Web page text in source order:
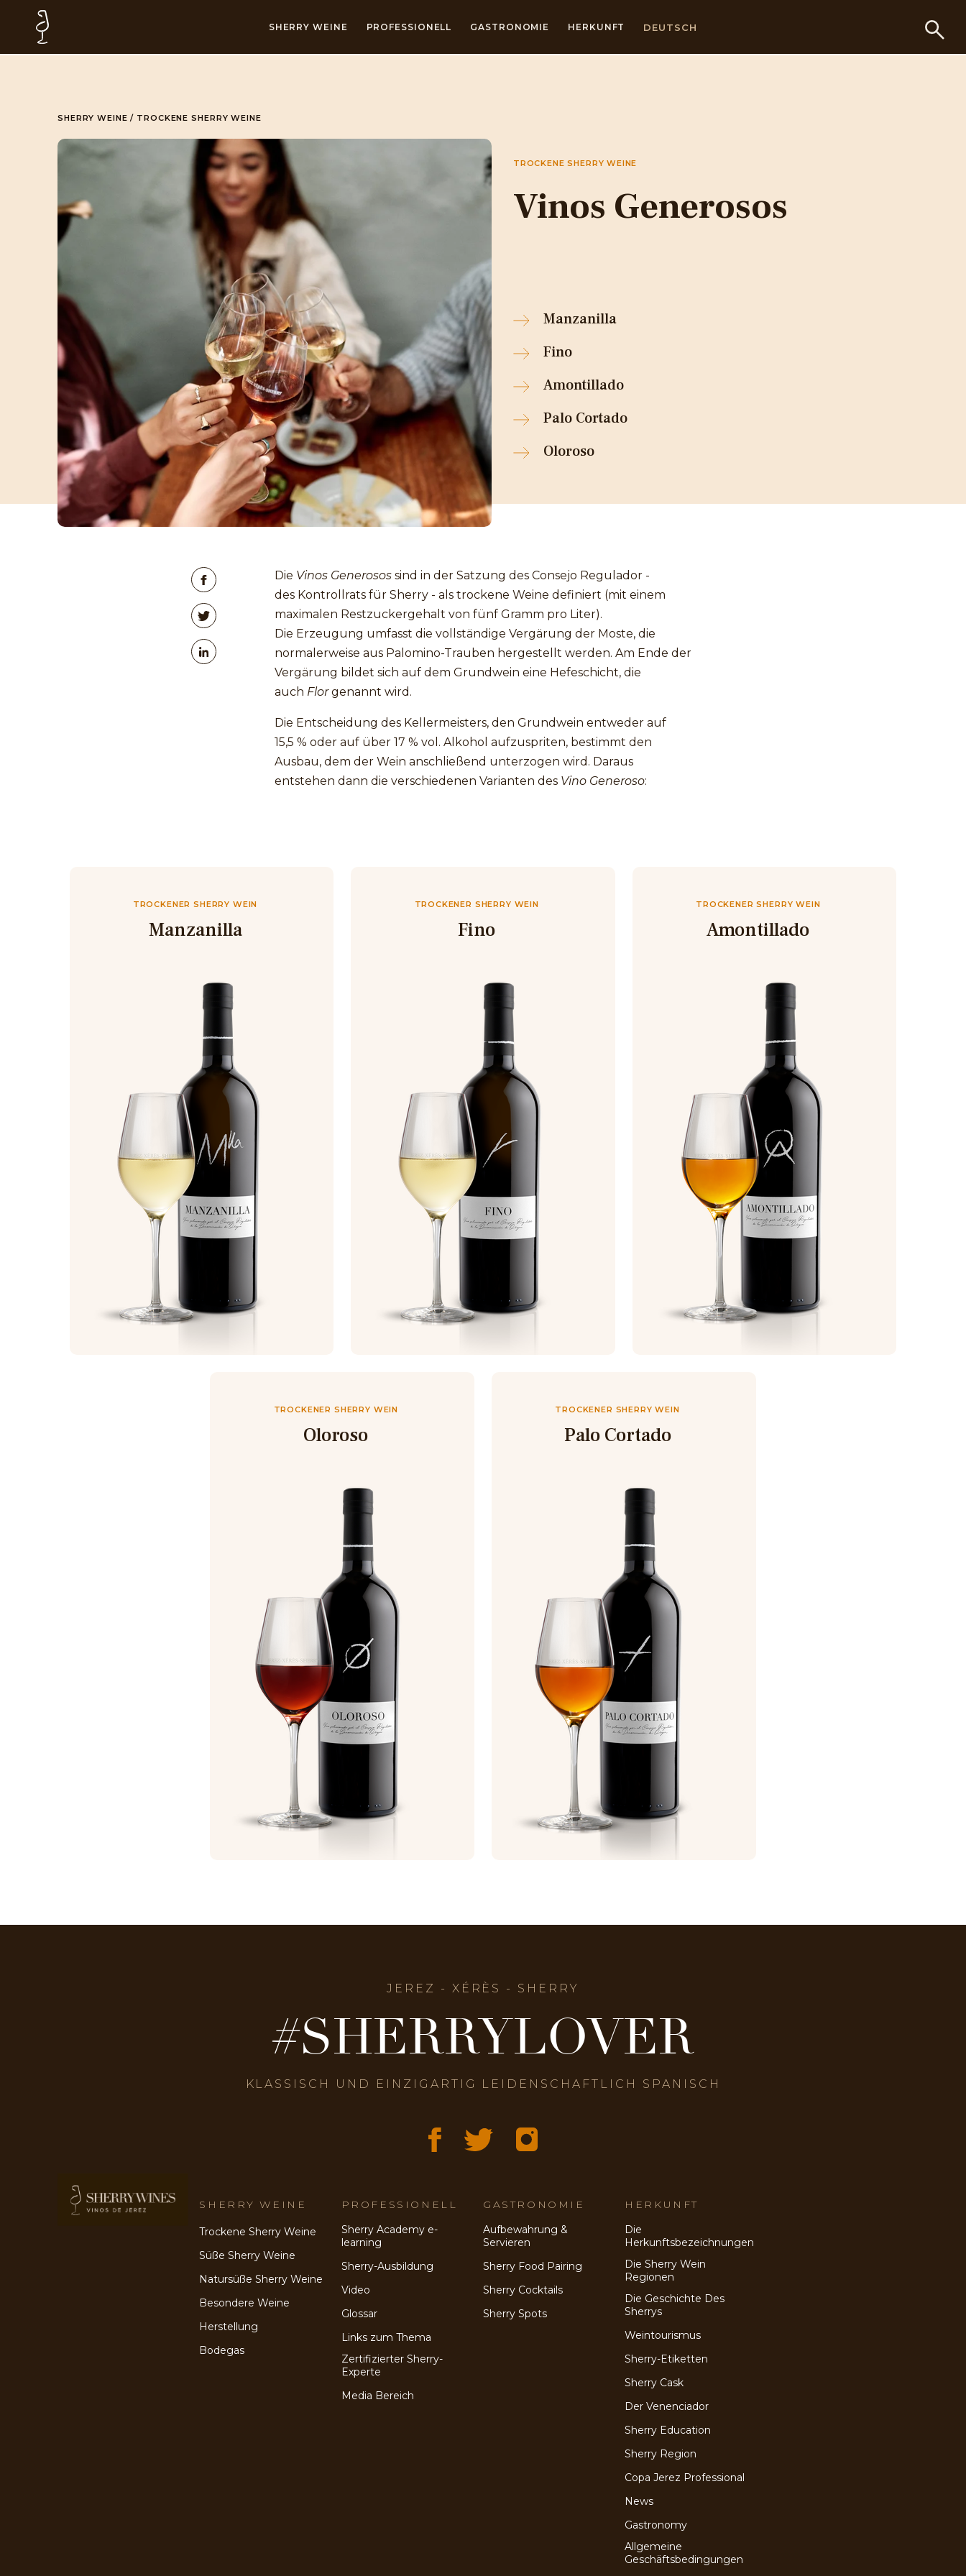
SHERRY WEINE PROFESSIONELL GASTRONOMIE HERKUNFT DEUTSCH
SHERRY WEINE / TROCKENE SHERRY WEINE
TROCKENE SHERRY WEINE
Vinos Generosos
Manzanilla
Fino
Amontillado
Palo Cortado
Oloroso
Die Vinos Generosos sind in der Satzung des Consejo Regulador -
des Kontrollrats für Sherry - als trockene Weine definiert (mit einem
maximalen Restzuckergehalt von fünf Gramm pro Liter).
Die Erzeugung umfasst die vollständige Vergärung der Moste, die
normalerweise aus Palomino-Trauben hergestellt werden. Am Ende der
Vergärung bildet sich auf dem Grundwein eine Hefeschicht, die
auch Florgenannt wird.
Die Entscheidung des Kellermeisters, den Grundwein entweder auf
15,5 % oder auf über 17 % vol. Alkohol aufzuspriten, bestimmt den
Ausbau, dem der Wein anschließend unterzogen wird. Daraus
entstehen dann die verschiedenen Varianten des Vino Generoso:
TROCKENER SHERRY WEIN
Manzanilla
TROCKENER SHERRY WEIN
Fino
TROCKENER SHERRY WEIN
Amontillado
TROCKENER SHERRY WEIN
Oloroso
TROCKENER SHERRY WEIN
Palo Cortado
JEREZ - XÉRÈS - SHERRY
#SHERRYLOVER
KLASSISCH UND EINZIGARTIG LEIDENSCHAFTLICH SPANISCH
SHERRY WEINE
Trockene Sherry Weine
Süße Sherry Weine
Natursüße Sherry Weine
Besondere Weine
Herstellung
Bodegas
PROFESSIONELL
Sherry Academy e-
learning
Sherry-Ausbildung
Video
Glossar
Links zum Thema
Zertifizierter Sherry-
Experte
Media Bereich
GASTRONOMIE
Aufbewahrung &
Servieren
Sherry Food Pairing
Sherry Cocktails
Sherry Spots
HERKUNFT
Die
Herkunftsbezeichnungen
Die Sherry Wein
Regionen
Die Geschichte Des
Sherrys
Weintourismus
Sherry-Etiketten
Sherry Cask
Der Venenciador
Sherry Education
Sherry Region
Copa Jerez Professional
News
Gastronomy
Allgemeine
Geschäftsbedingungen